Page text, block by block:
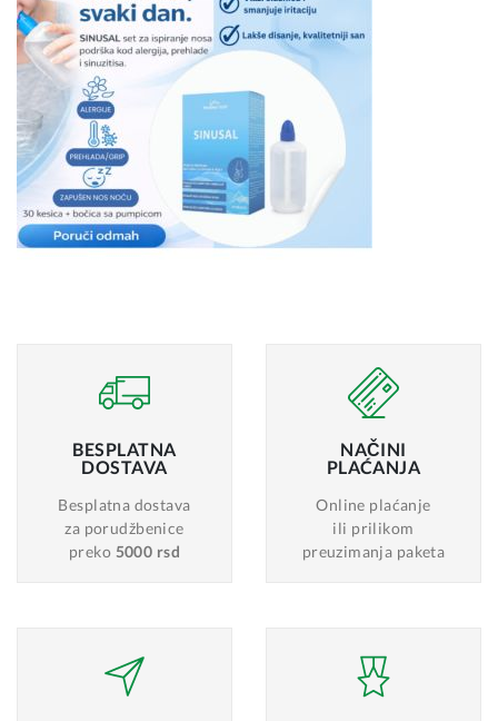
BESPLATNA
DOSTAVA
Besplatna dostava
za porudžbenice
preko 5000 rsd
NAČINI
PLAĆANJA
Online plaćanje
ili prilikom
preuzimanja paketa